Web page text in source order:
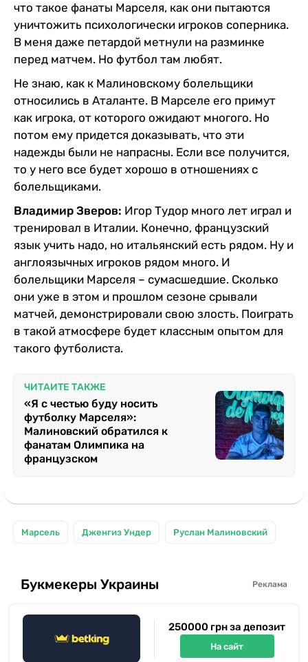
что такое фанаты Марселя, как они пытаются
уничтожить психологически игроков соперника.
В меня даже петардой метнули на разминке
перед матчем. Но футбол там любят.
Не знаю, как к Малиновскому болельщики
относились в Аталанте. В Марселе его примут
как игрока, от которого ожидают многого. Но
потом ему придется доказывать, что эти
надежды были не напрасны. Если все получится,
то у него все будет хорошо в отношениях с
болельщиками.
Владимир Зверов: Игор Тудор много лет играл и
тренировал в Италии. Конечно, французский
язык учить надо, но итальянский есть рядом. Ну и
англоязычных игроков рядом много. И
болельщики Марселя – сумасшедшие. Сколько
они уже в этом и прошлом сезоне срывали
матчей, демонстрировали свою злость. Поиграть
в такой атмосфере будет классным опытом для
такого футболиста.
ЧИТАЙТЕ ТАКЖЕ
«Я с честью буду носить
футболку Марселя»:
Малиновский обратился к
фанатам Олимпика на
французском
Марсель Дженгиз Ундер Руслан Малиновский
Букмекеры Украины Реклама
250000 грн за депозит
На сайт